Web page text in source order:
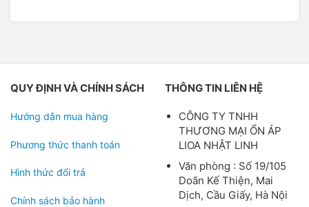
QUY ĐỊNH VÀ CHÍNH SÁCH
Hướng dẫn mua hàng
Phương thức thanh toán
Hình thức đổi trả
Chính sách bảo hành
THÔNG TIN LIÊN HỆ
CÔNG TY TNHH
THƯƠNG MẠI ỔN ÁP
LIOA NHẬT LINH
Văn phòng : Số 19/105
Doãn Kế Thiện, Mai
Dịch, Cầu Giấy, Hà Nội